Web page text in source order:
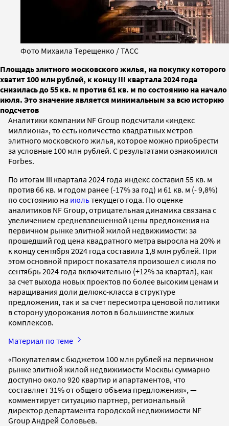
Фото Михаила Терещенко / ТАСС
Площадь элитного московского жилья, на покупку которого
хватит 100 млн рублей, к концу III квартала 2024 года
снизилась до 55 кв. м против 61 кв. м по состоянию на начало
июля. Это значение является минимальным за всю историю
подсчетов
Аналитики компании NF Group подсчитали «индекс
миллиона», то есть количество квадратных метров
элитного московского жилья, которое можно приобрести
за условные 100 млн рублей. С результатами ознакомился
Forbes.
По итогам III квартала 2024 года индекс составил 55 кв. м
против 66 кв. м годом ранее (-17% за год) и 61 кв. м (- 9,8%)
по состоянию на июльтекущего года. По оценке
аналитиков NF Group, отрицательная динамика связана с
увеличением средневзвешенной цены предложения на
первичном рынке элитной жилой недвижимости: за
прошедший год цена квадратного метра выросла на 20% и
к концу сентября 2024 года составила 1,8 млн рублей. При
этом основной прирост показателя произошел с июля по
сентябрь 2024 года включительно (+12% за квартал), как
за счет выхода новых проектов по более высоким ценам и
наращивания доли делюкс-класса в структуре
предложения, так и за счет пересмотра ценовой политики
в сторону удорожания лотов в большинстве жилых
комплексов.
Материал по теме
«Покупателям с бюджетом 100 млн рублей на первичном
рынке элитной жилой недвижимости Москвы суммарно
доступно около 920 квартир и апартаментов, что
составляет 31% от общего объема предложения», —
комментирует ситуацию партнер, региональный
директор департамента городской недвижимости NF
Group Андрей Соловьев.